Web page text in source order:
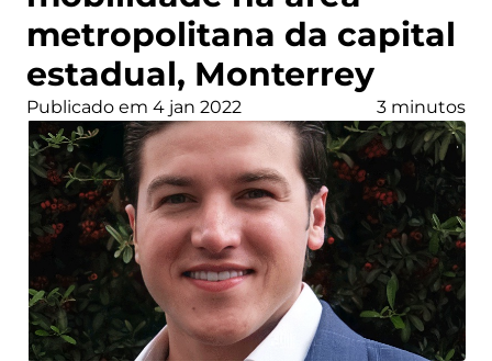
metropolitana da capital
estadual, Monterrey
Publicado em 4 jan 2022 3 minutos